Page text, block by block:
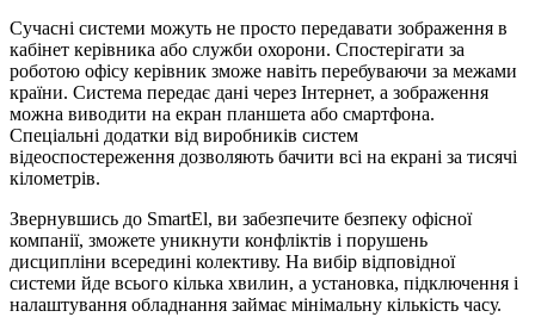
Сучасні системи можуть не просто передавати зображення в
кабінет керівника або служби охорони. Спостерігати за
роботою офісу керівник зможе навіть перебуваючи за межами
країни. Система передає дані через Інтернет, а зображення
можна виводити на екран планшета або смартфона.
Спеціальні додатки від виробників систем
відеоспостереження дозволяють бачити всі на екрані за тисячі
кілометрів.
Звернувшись до SmartEl, ви забезпечите безпеку офісної
компанії, зможете уникнути конфліктів і порушень
дисципліни всередині колективу. На вибір відповідної
системи йде всього кілька хвилин, а установка, підключення і
налаштування обладнання займає мінімальну кількість часу.